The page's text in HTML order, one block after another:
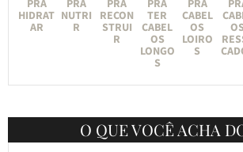
PRA
HIDRAT
AR
PRA
NUTRI
R
PRA
RECON
STRUI
R
PRA
TER
CABEL
OS
LONGO
S
PRA
CABEL
OS
LOIRO
S
OS
O QUE VOCÊ ACHA